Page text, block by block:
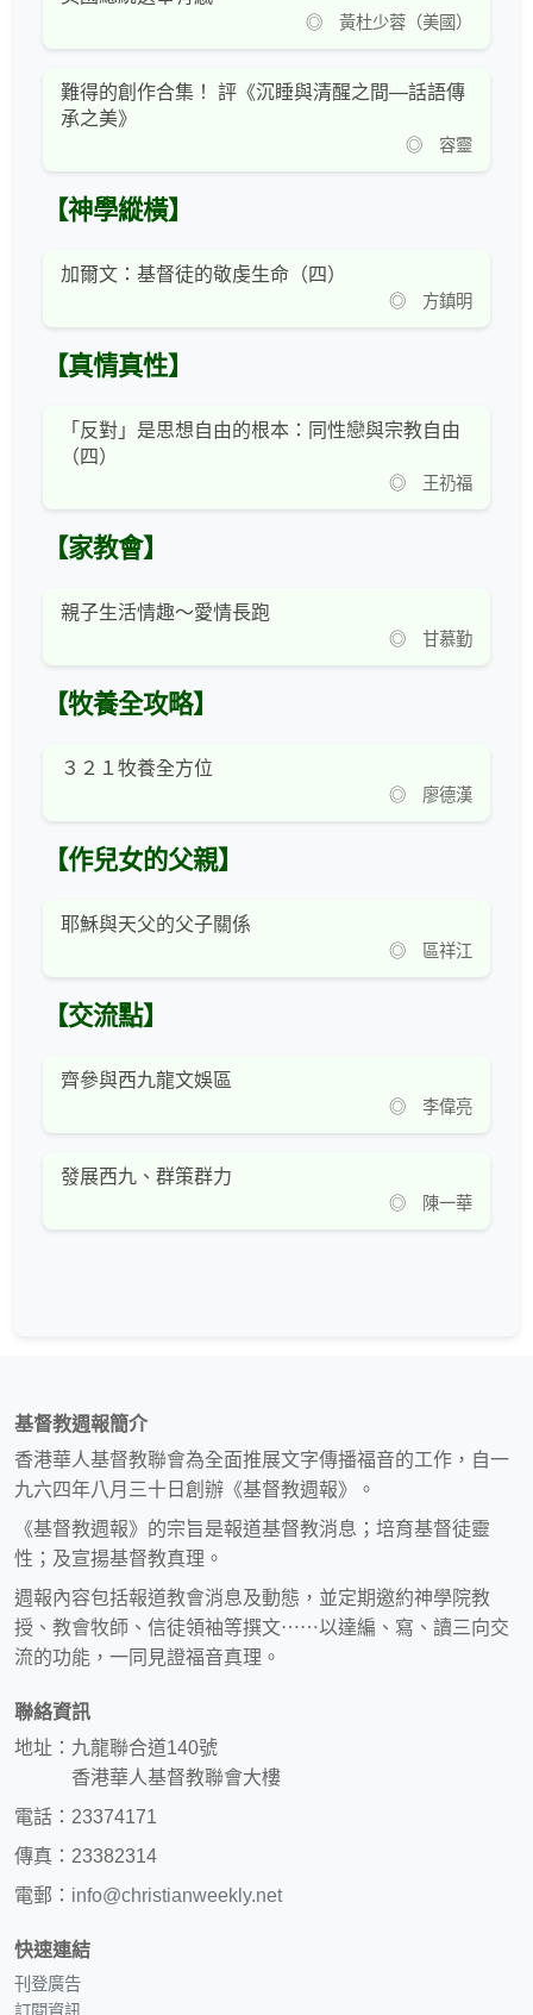
◎ 黃杜少蓉（美國）
難得的創作合集！ 評《沉睡與清醒之間—話語傳
承之美》
◎ 容靈
【神學縱橫】
加爾文：基督徒的敬虔生命（四）
◎ 方鎮明
【真情真性】
「反對」是思想自由的根本：同性戀與宗教自由
（四）
◎ 王礽福
【家教會】
親子生活情趣～愛情長跑
◎ 甘慕勤
【牧養全攻略】
３２１牧養全方位
◎ 廖德漢
【作兒女的父親】
耶穌與天父的父子關係
◎ 區祥江
【交流點】
齊參與西九龍文娛區
◎ 李偉亮
發展西九、群策群力
◎ 陳一華
基督教週報簡介
香港華人基督教聯會為全面推展文字傳播福音的工作，自一
九六四年八月三十日創辦《基督教週報》。
《基督教週報》的宗旨是報道基督教消息；培育基督徒靈
性；及宣揚基督教真理。
週報內容包括報道教會消息及動態，並定期邀約神學院教
授、教會牧師、信徒領袖等撰文⋯⋯以達編、寫、讀三向交
流的功能，一同見證福音真理。
聯絡資訊
地址：九龍聯合道140號
香港華人基督教聯會大樓
電話：23374171
傳真：23382314
電郵： info@christianweekly.net
快速連結
刊登廣告